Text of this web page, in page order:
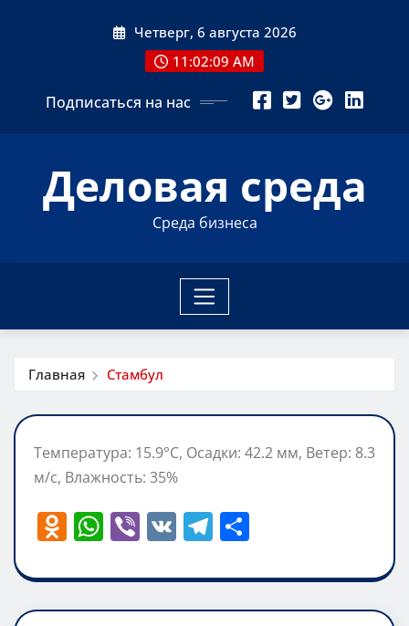
Четверг, 6 августа 2026
11:02:10 AM
Подписаться на нас
Деловая среда
Среда бизнеса
Главная Стамбул
Температура: 15.9°C, Осадки: 42.2 мм, Ветер: 8.3
м/с, Влажность: 35%
O
n
o
W
at
s
Vi
er
V T
e
gr
п
р